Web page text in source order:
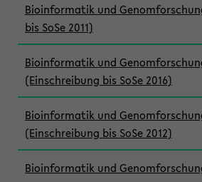
Bioinformatik und
bis SoSe 2011)
Bioinformatik und
(Einschreibung bis SoSe 2016)
Bioinformatik und
(Einschreibung bis SoSe 2012)
Bioinformatik und